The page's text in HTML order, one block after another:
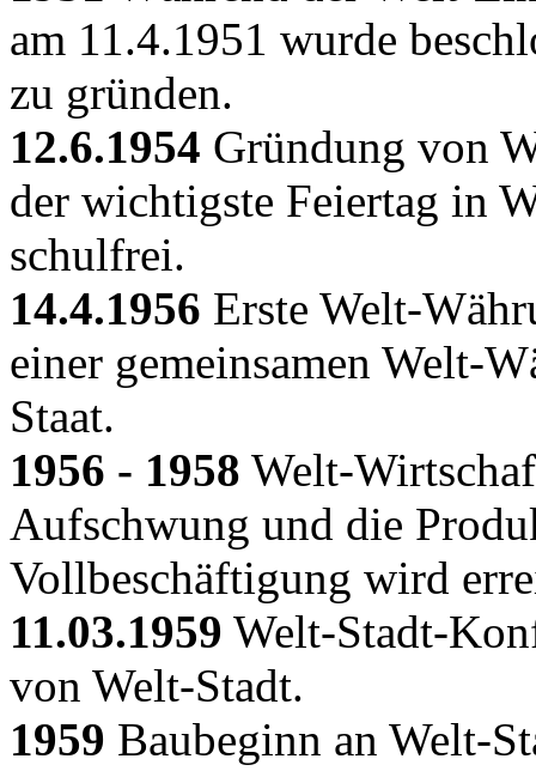
am 11.4.1951 wurde
zu gründen.
12.6.1954 Gründung von
der wichtigste Feiertag in
schulfrei.
14.4.1956 Erste Welt-
einer gemeinsamen Welt-
Staat.
1956 - 1958 Welt-
Aufschwung und die
Vollbeschäftigung wird
11.03.1959 Welt-Stadt-
von Welt-Stadt.
1959 Baubeginn an Welt-